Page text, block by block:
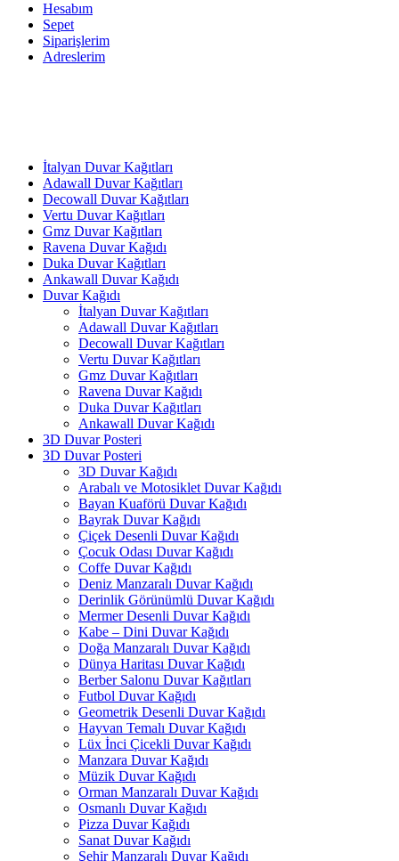
Hesabım
Sepet
Siparişlerim
Adreslerim
İtalyan Duvar Kağıtları
Adawall Duvar Kağıtları
Decowall Duvar Kağıtları
Vertu Duvar Kağıtları
Gmz Duvar Kağıtları
Ravena Duvar Kağıdı
Duka Duvar Kağıtları
Ankawall Duvar Kağıdı
Duvar Kağıdı
İtalyan Duvar Kağıtları
Adawall Duvar Kağıtları
Decowall Duvar Kağıtları
Vertu Duvar Kağıtları
Gmz Duvar Kağıtları
Ravena Duvar Kağıdı
Duka Duvar Kağıtları
Ankawall Duvar Kağıdı
3D Duvar Posteri
3D Duvar Posteri
3D Duvar Kağıdı
Arabalı ve Motosiklet Duvar Kağıdı
Bayan Kuaförü Duvar Kağıdı
Bayrak Duvar Kağıdı
Çiçek Desenli Duvar Kağıdı
Çocuk Odası Duvar Kağıdı
Coffe Duvar Kağıdı
Deniz Manzaralı Duvar Kağıdı
Derinlik Görünümlü Duvar Kağıdı
Mermer Desenli Duvar Kağıdı
Kabe – Dini Duvar Kağıdı
Doğa Manzaralı Duvar Kağıdı
Dünya Haritası Duvar Kağıdı
Berber Salonu Duvar Kağıtları
Futbol Duvar Kağıdı
Geometrik Desenli Duvar Kağıdı
Hayvan Temalı Duvar Kağıdı
Lüx İnci Çicekli Duvar Kağıdı
Manzara Duvar Kağıdı
Müzik Duvar Kağıdı
Orman Manzaralı Duvar Kağıdı
Osmanlı Duvar Kağıdı
Pizza Duvar Kağıdı
Sanat Duvar Kağıdı
Şehir Manzaralı Duvar Kağıdı